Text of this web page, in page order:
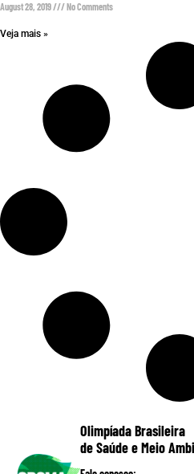
August 28, 2019 No Comments
Veja mais »
Olimpíada Brasileira
de Saúde e Meio